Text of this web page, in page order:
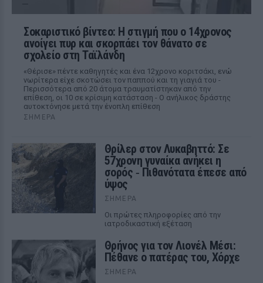
Σοκαριστικό βίντεο: Η στιγμή που ο 14χρονος
ανοίγει πυρ και σκορπάει τον θάνατο σε
σχολείο στη Ταϊλάνδη
«Θέρισε» πέντε καθηγητές και ένα 12χρονο κοριτσάκι, ενώ
νωρίτερα είχε σκοτώσει τον παππού και τη γιαγιά του -
Περισσότερα από 20 άτομα τραυματίστηκαν από την
επίθεση, οι 10 σε κρίσιμη κατάσταση - Ο ανήλικος δράστης
αυτοκτόνησε μετά την ένοπλη επίθεση
ΣΉΜΕΡΑ
Θρίλερ στον Λυκαβηττό: Σε
57χρονη γυναίκα ανήκει η
σορός ‑ Πιθανότατα έπεσε από
ύψος
ΣΉΜΕΡΑ
Οι πρώτες πληροφορίες από την
ιατροδικαστική εξέταση
Θρήνος για τον Λιονέλ Μέσι:
Πέθανε ο πατέρας του, Χόρχε
ΣΉΜΕΡΑ